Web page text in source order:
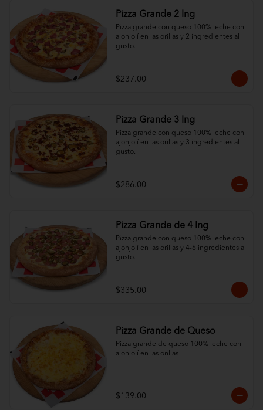
Pizza Grande 2 Ing
Pizza grande con queso 100% leche con
ajonjolí en las orillas y 2 ingredientes al
gusto.
$237.00
Pizza Grande 3 Ing
Pizza grande con queso 100% leche con
ajonjolí en las orillas y 3 ingredientes al
gusto.
$286.00
Pizza Grande de 4 Ing
Pizza grande con queso 100% leche con
ajonjolí en las orillas y 4-6 ingredientes al
gusto.
$335.00
Pizza Grande de Queso
Pizza grande de queso 100% leche con
ajonjolí en las orillas
$139.00